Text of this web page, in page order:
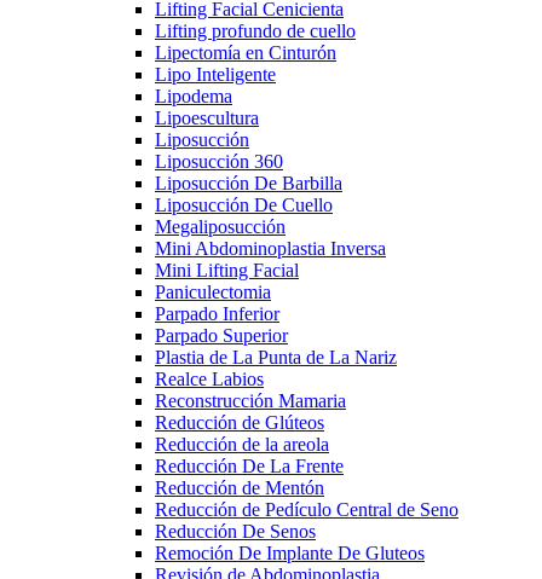
Lifting Facial Cenicienta
Lifting profundo de cuello
Lipectomía en Cinturón
Lipo Inteligente
Lipodema
Lipoescultura
Liposucción
Liposucción 360
Liposucción De Barbilla
Liposucción De Cuello
Megaliposucción
Mini Abdominoplastia Inversa
Mini Lifting Facial
Paniculectomia
Parpado Inferior
Parpado Superior
Plastia de La Punta de La Nariz
Realce Labios
Reconstrucción Mamaria
Reducción de Glúteos
Reducción de la areola
Reducción De La Frente
Reducción de Mentón
Reducción de Pedículo Central de Seno
Reducción De Senos
Remoción De Implante De Gluteos
Revisión de Abdominoplastia